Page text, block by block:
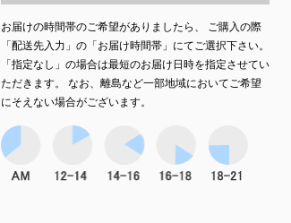
お届けの時間帯のご希望がありましたら、 ご購入の際
「配送先入力」の「お届け時間帯」にてご選択下さい。
「指定なし」の場合は最短のお届け日時を指定させてい
ただきます。 なお、離島など一部地域においてご希望
にそえない場合がございます。